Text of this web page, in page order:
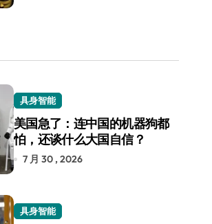
具身智能
美国急了：连中国的机器狗都
怕，还谈什么大国自信？
7 月 30 , 2026
具身智能